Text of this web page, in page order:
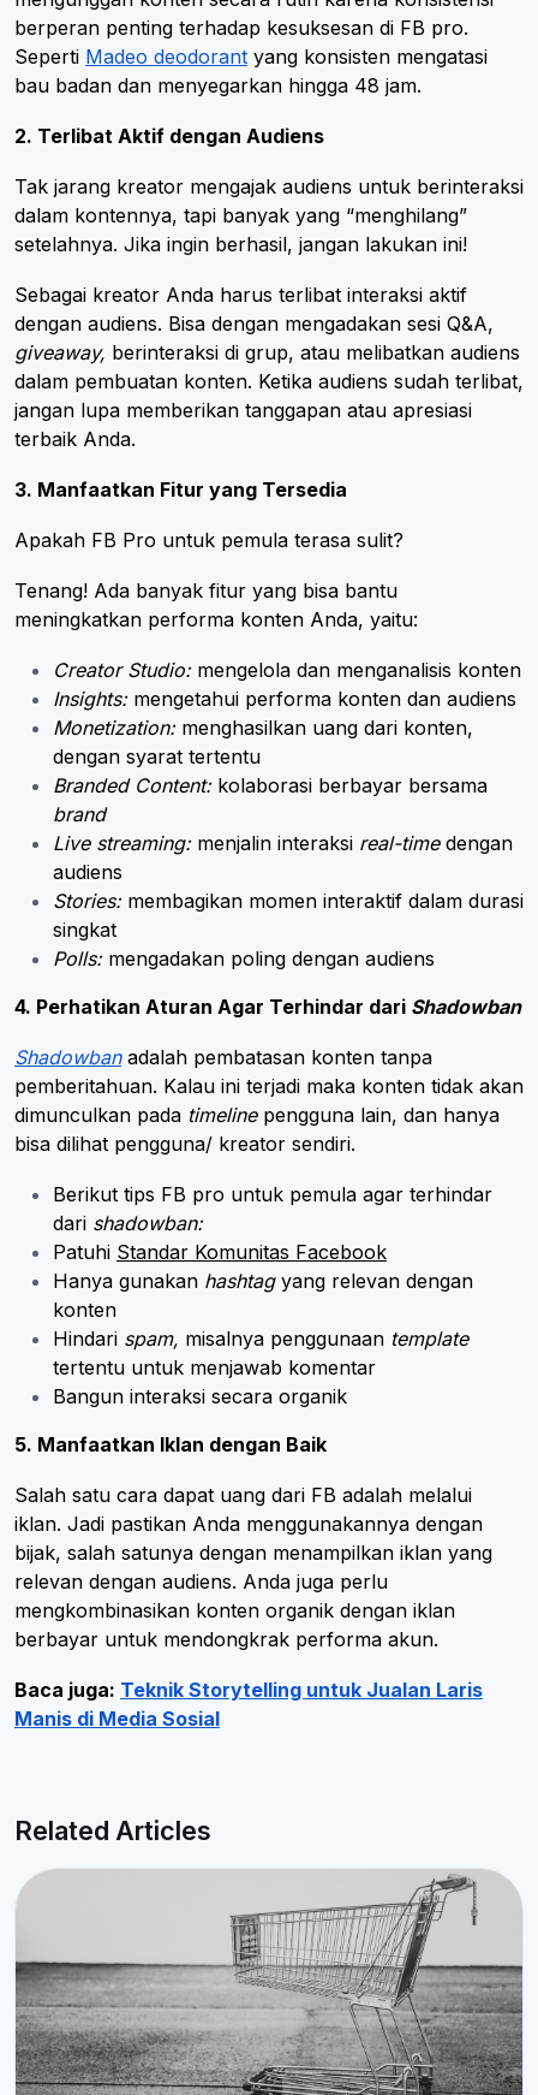
berperan penting terhadap kesuksesan di FB pro.
Seperti Madeo deodorant yang konsisten mengatasi
bau badan dan menyegarkan hingga 48 jam.
2. Terlibat Aktif dengan Audiens
Tak jarang kreator mengajak audiens untuk berinteraksi
dalam kontennya, tapi banyak yang “menghilang”
setelahnya. Jika ingin berhasil, jangan lakukan ini!
Sebagai kreator Anda harus terlibat interaksi aktif
dengan audiens. Bisa dengan mengadakan sesi Q&A,
giveaway, berinteraksi di grup, atau melibatkan audiens
dalam pembuatan konten. Ketika audiens sudah terlibat,
jangan lupa memberikan tanggapan atau apresiasi
terbaik Anda.
3. Manfaatkan Fitur yang Tersedia
Apakah FB Pro untuk pemula terasa sulit?
Tenang! Ada banyak fitur yang bisa bantu
meningkatkan performa konten Anda, yaitu:
Creator Studio: mengelola dan menganalisis konten
Insights: mengetahui performa konten dan audiens
Monetization: menghasilkan uang dari konten,
dengan syarat tertentu
Branded Content: kolaborasi berbayar bersama
brand
Live streaming: menjalin interaksi real-time dengan
audiens
Stories: membagikan momen interaktif dalam durasi
singkat
Polls:mengadakan poling dengan audiens
4. Perhatikan Aturan Agar Terhindar dari Shadowban
Shadowban adalah pembatasan konten tanpa
pemberitahuan. Kalau ini terjadi maka konten tidak akan
dimunculkan pada timeline pengguna lain, dan hanya
bisa dilihat pengguna/ kreator sendiri.
Berikut tips FB pro untuk pemula agar terhindar
dari shadowban:
Patuhi Standar Komunitas Facebook
Hanya gunakan hashtag yang relevan dengan
konten
Hindari spam, misalnya penggunaan template
tertentu untuk menjawab komentar
Bangun interaksi secara organik
5. Manfaatkan Iklan dengan Baik
Salah satu cara dapat uang dari FB adalah melalui
iklan. Jadi pastikan Anda menggunakannya dengan
bijak, salah satunya dengan menampilkan iklan yang
relevan dengan audiens. Anda juga perlu
mengkombinasikan konten organik dengan iklan
berbayar untuk mendongkrak performa akun.
Baca juga: Teknik Storytelling untuk Jualan Laris
Manis di Media Sosial
Related Articles